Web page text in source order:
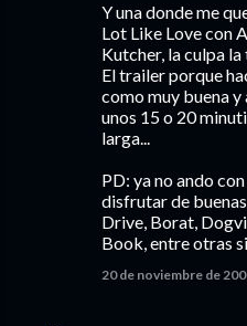
Y una donde me
Lot Like Love con
Kutcher, la culpa
El trailer porque
como muy buena
unos 15 o 20
larga...
PD: ya no ando
disfrutar de
Drive, Borat,
Book, entre otras
20 de noviembre de